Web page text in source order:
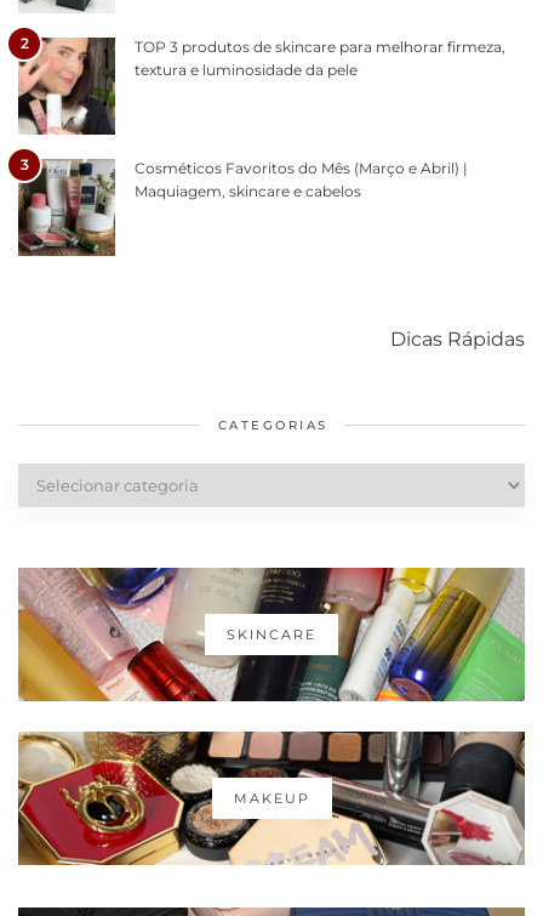
2
TOP 3 produtos de skincare para melhorar firmeza,
textura e luminosidade da pele
3
Cosméticos Favoritos do Mês (Março e Abril) |
Maquiagem, skincare e cabelos
Dicas Rápidas
diários
cabelos
CATEGORIAS
SKINCARE
MAKEUP